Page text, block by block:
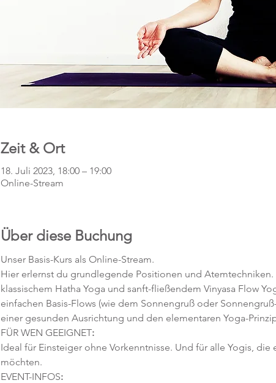
Zeit & Ort
18. Juli 2023, 18:00 – 19:00
Online-Stream
Über diese Buchung
Unser Basis-Kurs als Online-Stream.
Hier erlernst du grundlegende Positionen und
klassischem Hatha Yoga und sanft-fließendem Vinyasa Flow
einfachen Basis-Flows (wie dem Sonnengruß oder
einer gesunden Ausrichtung und den elementaren Yoga-
FÜR WEN GEEIGNET:
Ideal für Einsteiger ohne Vorkenntnisse. Und für alle Yogis,
möchten.
EVENT-INFOS: